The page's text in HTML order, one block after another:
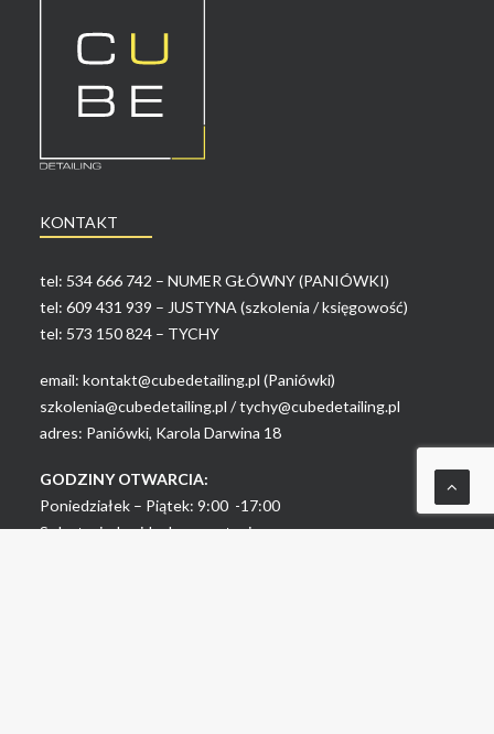
KONTAKT
tel: 534 666 742 – NUMER GŁÓWNY (PANIÓWKI)
tel: 609 431 939 – JUSTYNA (szkolenia / księgowość)
tel: 573 150 824 – TYCHY
email: kontakt@cubedetailing.pl (Paniówki)
szkolenia@cubedetailing.pl /tychy@cubedetailing.pl
adres: Paniówki, Karola Darwina 18
GODZINY OTWARCIA:
Poniedziałek – Piątek: 9:00 -17:00
Sobota: indywidualne zapytania